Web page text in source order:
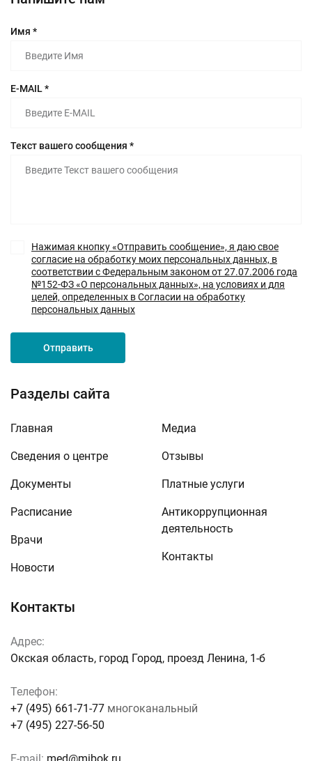
Контакты
Адрес:
Окская область, город Город, проезд Ленина, 1-б
Телефон:
+7 (495) 661-71-77 многоканальный
+7 (495) 227-56-50
Разделы сайта
Главная
Сведения о центре
Документы
Расписание
Врачи
Новости
Медиа
Отзывы
Платные услуги
Антикоррупционная
деятельность
Контакты
Имя *
E-MAIL *
Текст вашего сообщения *
Нажимая кнопку «Отправить сообщение», я даю свое
согласие на обработку моих персональных данных, в
соответствии с Федеральным законом от 27.07.2006 года
№152-ФЗ «О персональных данных», на условиях и для
целей, определенных в Согласии на обработку
персональных данных
Отправить